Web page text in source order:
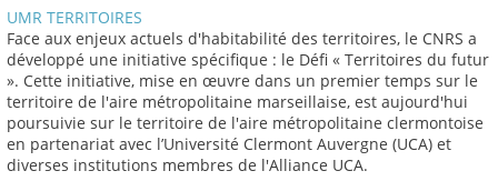
UMR TERRITOIRES
Face aux enjeux actuels d'habitabilité des territoires, le CNRS a
développé une initiative spécifique : le Défi « Territoires du futur
». Cette initiative, mise en œuvre dans un premier temps sur le
territoire de l'aire métropolitaine marseillaise, est aujourd'hui
poursuivie sur le territoire de l'aire métropolitaine clermontoise
en partenariat avec l’Université Clermont Auvergne (UCA) et
diverses institutions membres de l'Alliance UCA.